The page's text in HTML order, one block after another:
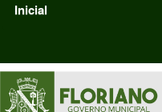
Inicial